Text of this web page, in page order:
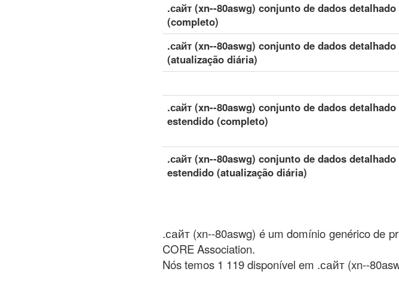
.сайт (xn--80aswg) conjunto de dados detalhado
(completo)
.сайт (xn--80aswg) conjunto de dados detalhado
(atualização diária)
.сайт (xn--80aswg) conjunto de dados detalhado
estendido (completo)
.сайт (xn--80aswg) conjunto de dados detalhado
estendido (atualização diária)
.сайт (xn--80aswg) é um domínio genérico de
CORE Association.
Nós temos 1 119 disponível em .сайт (xn--